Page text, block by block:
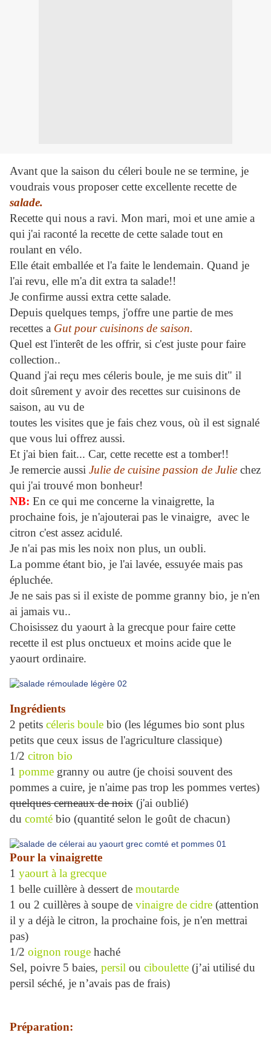
Avant que la saison du céleri boule ne se termine, je
voudrais vous proposer cette excellente recette de
salade.
Recette qui nous a ravi. Mon mari, moi et une amie a
qui j'ai raconté la recette de cette salade tout en
roulant en vélo.
Elle était emballée et l'a faite le lendemain. Quand je
l'ai revu, elle m'a dit extra ta salade!!
Je confirme aussi extra cette salade.
Depuis quelques temps, j'offre une partie de mes
recettes a Gut pour cuisinons de saison.
Quel est l'interêt de les offrir, si c'est juste pour faire
collection..
Quand j'ai reçu mes céleris boule, je me suis dit" il
doit sûrement y avoir des recettes sur cuisinons de
saison, au vu de
toutes les visites que je fais chez vous, où il est signalé
que vous lui offrez aussi.
Et j'ai bien fait... Car, cette recette est a tomber!!
Je remercie aussi Julie de cuisine passion de Julie chez
qui j'ai trouvé mon bonheur!
NB: En ce qui me concerne la vinaigrette, la
prochaine fois, je n'ajouterai pas le vinaigre, avec le
citron c'est assez acidulé.
Je n'ai pas mis les noix non plus, un oubli.
La pomme étant bio, je l'ai lavée, essuyée mais pas
épluchée.
Je ne sais pas si il existe de pomme granny bio, je n'en
ai jamais vu..
Choisissez du yaourt à la grecque pour faire cette
recette il est plus onctueux et moins acide que le
yaourt ordinaire.
Ingrédients
2 petits céleris boule bio (les légumes bio sont plus
petits que ceux issus de l'agriculture classique)
1/2 citron bio
1 pomme granny ou autre (je choisi souvent des
pommes a cuire, je n'aime pas trop les pommes vertes)
quelques cerneaux de noix (j'ai oublié)
du comté bio (quantité selon le goût de chacun)
Pour la vinaigrette
1 yaourt à la grecque
1 belle cuillère à dessert de moutarde
1 ou 2 cuillères à soupe de vinaigre de cidre (attention
il y a déjà le citron, la prochaine fois, je n'en mettrai
pas)
1/2 oignon rouge haché
Sel, poivre 5 baies, persil ou ciboulette (j’ai utilisé du
persil séché, je n’avais pas de frais)
Préparation: